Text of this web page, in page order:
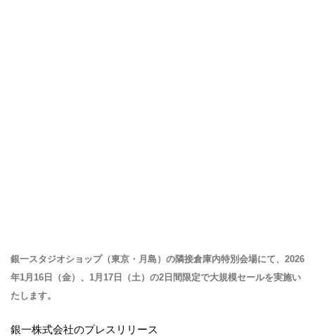
銀一スタジオショップ（東京・月島）の隣接倉庫内特別会場にて、2026
年1月16日（金）、1月17日（土）の2日間限定で大規模セールを実施い
たします。
銀一株式会社のプレスリリース